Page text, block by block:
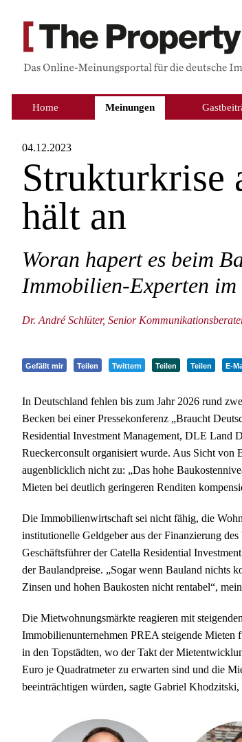
Home Meinungen
04.12.2023
Strukturkrise
hält an
Woran hapert es beim
Immobilien-Experten im
Dr. André Schlüter, Senior
Gefällt mir Teilen Twittern Teilen Teilen E-
In Deutschland fehlen bis zum Jahr 2026 rund
Becken bei einer Pressekonferenz „Braucht
Residential Investment Management, DLE Land
Rueckerconsult organisiert wurde. Aus Sicht von
augenblicklich nicht zu: „Das hohe
Mieten bei deutlich geringeren Renditen
Die Immobilienwirtschaft sei nicht fähig, die
institutionelle Geldgeber aus der Finanzierung
Geschäftsführer der Catella Residential
der Baulandpreise. „Sogar wenn Bauland nichts
Zinsen und hohen Baukosten nicht rentabel“,
Die Mietwohnungsmärkte reagieren mit
Immobilienunternehmen PREA steigende Mieten
in den Topstädten, wo der Takt der
Euro je Quadratmeter zu erwarten sind und die
beeinträchtigen würden, sagte Gabriel